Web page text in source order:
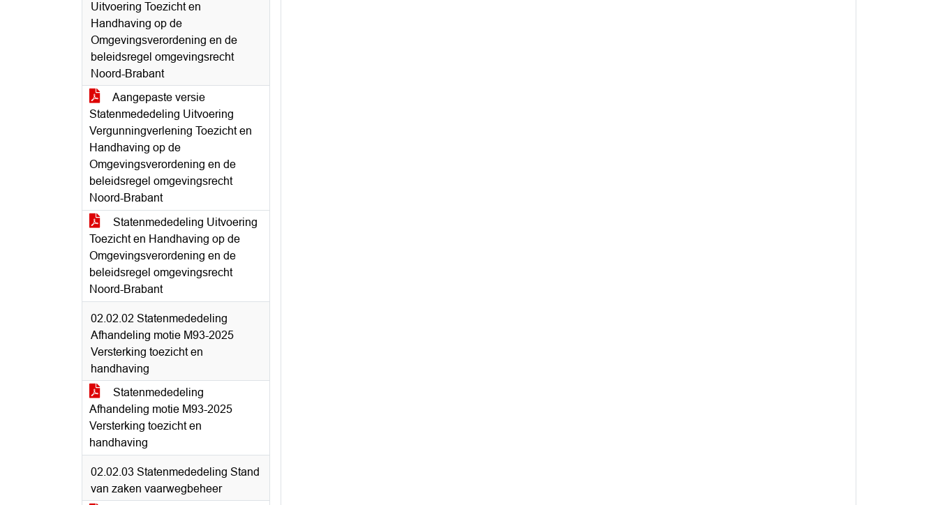
Uitvoering Toezicht en
Handhaving op de
Omgevingsverordening en de
beleidsregel omgevingsrecht
Noord-Brabant
Aangepaste versie
Statenmededeling Uitvoering
Vergunningverlening Toezicht en
Handhaving op de
Omgevingsverordening en de
beleidsregel omgevingsrecht
Noord-Brabant
Statenmededeling Uitvoering
Toezicht en Handhaving op de
Omgevingsverordening en de
beleidsregel omgevingsrecht
Noord-Brabant
02.02.02 Statenmededeling
Afhandeling motie M93-2025
Versterking toezicht en
handhaving
Statenmededeling
Afhandeling motie M93-2025
Versterking toezicht en
handhaving
02.02.03 Statenmededeling Stand
van zaken vaarwegbeheer